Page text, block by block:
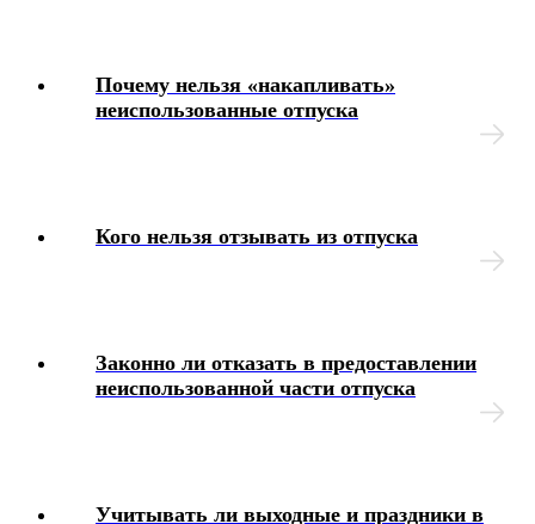
Дисциплинарные взыскания
Охрана труда
Почему нельзя «накапливать»
неиспользованные отпуска
Кого нельзя отзывать из отпуска
Законно ли отказать в предоставлении
неиспользованной части отпуска
Учитывать ли выходные и праздники в